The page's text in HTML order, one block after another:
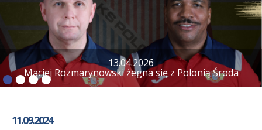
KLUB
BIZNES
SENIORZY
SENIORKI
BILETY
13.04.2026
Maciej Rozmarynowski żegna się z Polonią Środa
11.09.2024